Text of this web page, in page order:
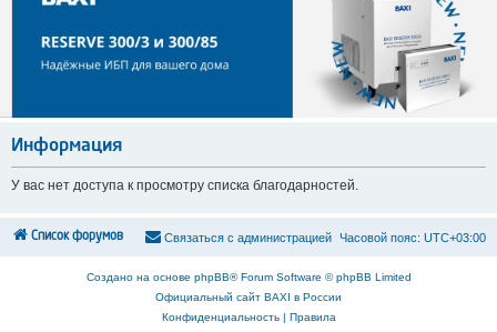
Информация
У вас нет доступа к просмотру списка благодарностей.
Список форумов Часовой пояс: UTC+03:00
Связаться с администрацией
Создано на основе phpBB® Forum Software © phpBB Limited
Официальный сайт BAXI в России
Конфиденциальность| Правила